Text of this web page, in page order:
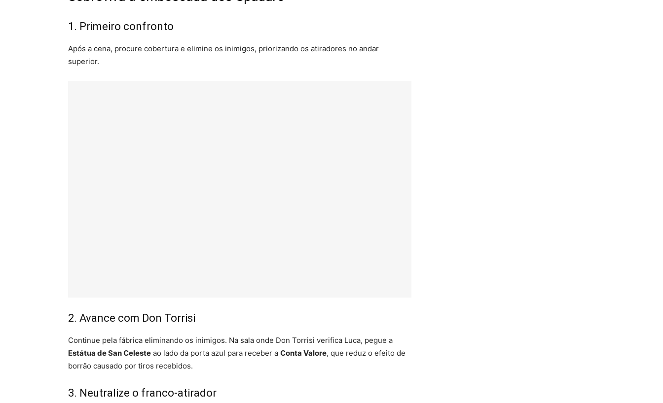
1. Primeiro confronto
Após a cena, procure cobertura e elimine os inimigos, priorizando os atiradores no andar
superior.
2. Avance com Don Torrisi
Continue pela fábrica eliminando os inimigos. Na sala onde Don Torrisi verifica Luca, pegue a
Estátua de San Celeste ao lado da porta azul para receber a Conta Valore, que reduz o efeito de
borrão causado por tiros recebidos.
3. Neutralize o franco-atirador